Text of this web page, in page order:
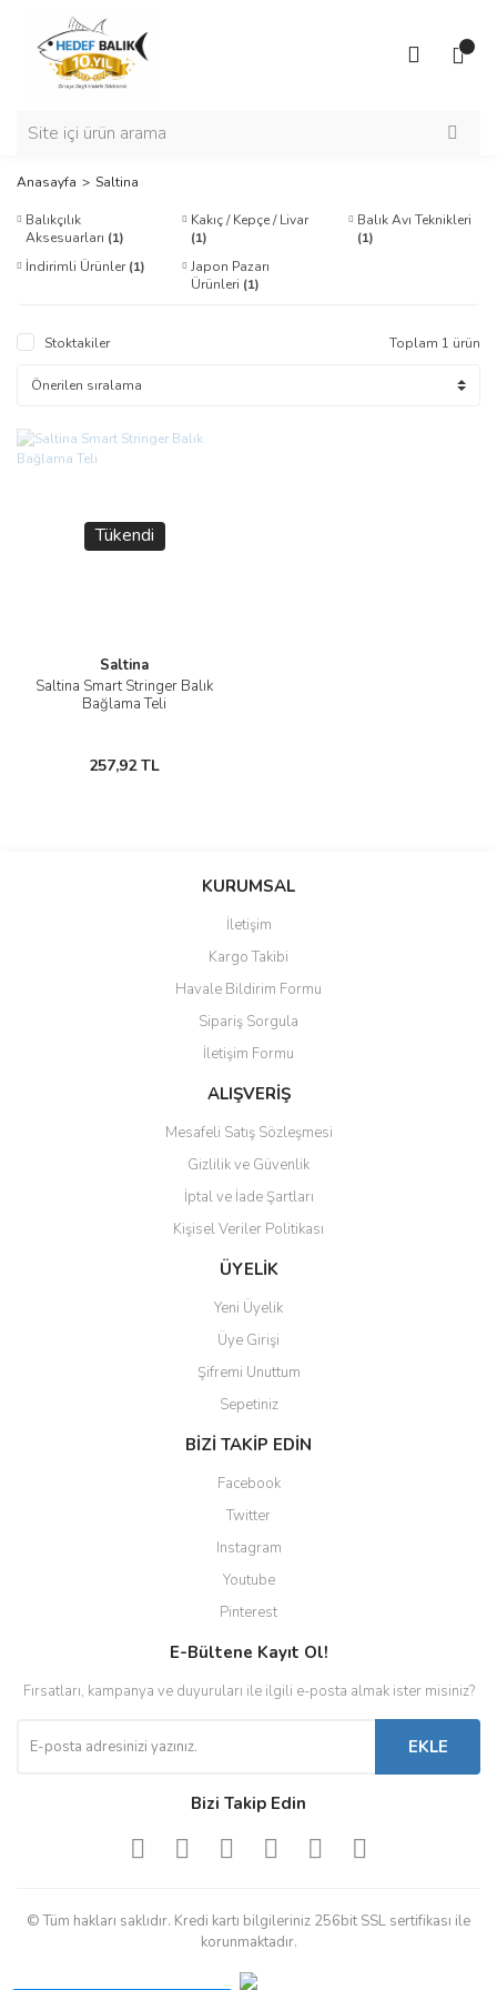
Anasayfa Saltina
Balıkçılık
Aksesuarları (1)
Kakıç / Kepçe / Livar
(1)
Balık Avı Teknikleri
(1)
İndirimli Ürünler(1)
Japon Pazarı
Ürünleri (1)
Stoktakiler Toplam 1 ürün
Tükendi
Saltina
Saltina Smart Stringer Balık
Bağlama Teli
257,92 TL
KURUMSAL
İletişim
Kargo Takibi
Havale Bildirim Formu
Sipariş Sorgula
İletişim Formu
ALIŞVERİŞ
Mesafeli Satış Sözleşmesi
Gizlilik ve Güvenlik
İptal ve İade Şartları
Kişisel Veriler Politikası
ÜYELİK
Yeni Üyelik
Üye Girişi
Şifremi Unuttum
Sepetiniz
BİZİ TAKİP EDİN
Facebook
Twitter
Instagram
Youtube
Pinterest
E-Bültene Kayıt Ol!
Fırsatları, kampanya ve duyuruları ile ilgili e-posta almak ister misiniz?
EKLE
Bizi Takip Edin
© Tüm hakları saklıdır. Kredi kartı bilgileriniz 256bit SSL sertifikası ile
korunmaktadır.